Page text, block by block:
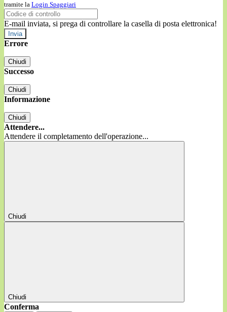
tramite la Login Spaggiari
E-mail inviata, si prega di controllare la casella di posta elettronica!
Errore
Chiudi
Successo
Chiudi
Informazione
Chiudi
Attendere...
Attendere il completamento dell'operazione...
Chiudi
Chiudi
Conferma